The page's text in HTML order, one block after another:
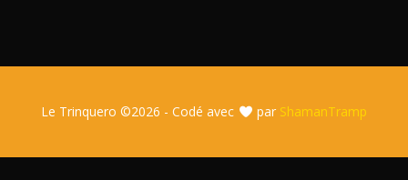
Le Trinquero ©2026 - Codé avec par ShamanTramp